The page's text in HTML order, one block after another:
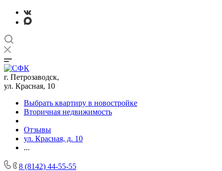
г. Петрозаводск,
ул. Красная, 10
Выбрать квартиру в новостройке
Вторичная недвижимость
Отзывы
ул. Красная, д. 10
...
8 (8142) 44-55-55